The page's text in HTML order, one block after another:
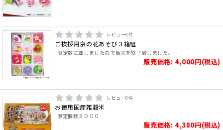
レビュー0件
ご挨拶用京の花あそび３箱組
限定数に達しましたので販売を終了致しました。
販売価格: 4,000円(税込)
レビュー0件
お徳用国産雑穀米
限定個数３０００
販売価格: 4,380円(税込)